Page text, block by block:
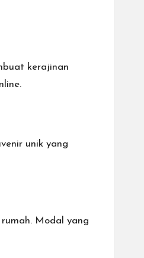
kerajinan
unik yang
Modal yang